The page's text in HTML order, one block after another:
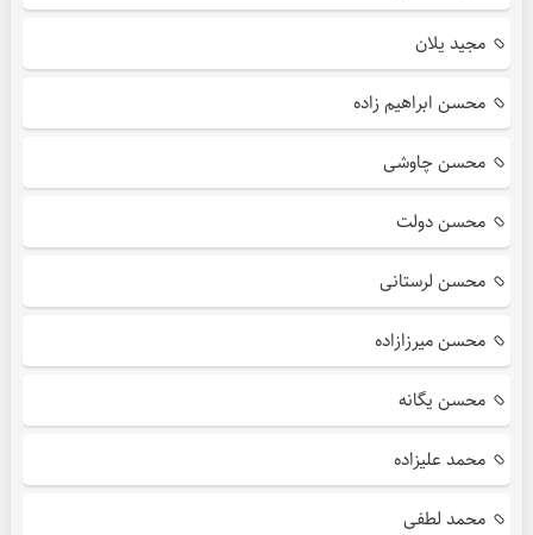
مجید یلان
محسن ابراهیم زاده
محسن چاوشی
محسن دولت
محسن لرستانی
محسن میرزازاده
محسن یگانه
محمد علیزاده
محمد لطفی